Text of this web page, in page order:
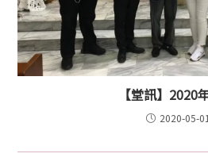
【堂訊】2020
2020-05-01